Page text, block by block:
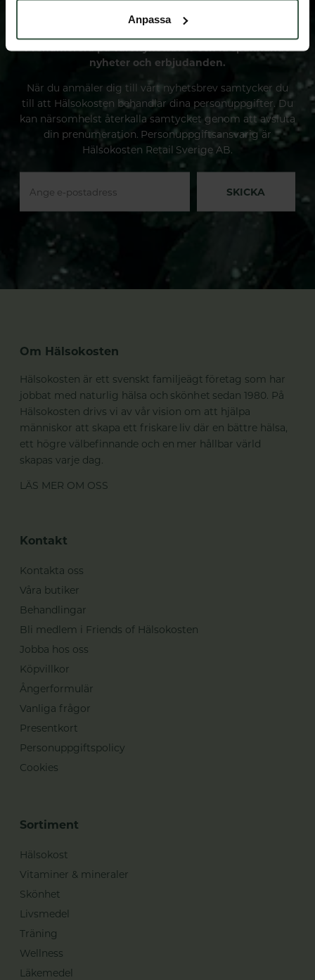
Anpassa
FÅ VÅRT NYHETSBREV
Prenumerera på vårt nyhetsbrev och få spännande
nyheter och erbjudanden.
När du anmäler dig till vårt nyhetsbrev samtycker du
till att Hälsokosten behandlar dina personuppgifter. Du
kan närsomhelst återkalla samtycket genom att avsluta
din prenumeration. Personuppgiftsansvarig är
Hälsokosten Retail Sverige AB.
SKICKA
Om Hälsokosten
Hälsokosten är ett svenskt familjeägt företag som har
jobbat med naturlig hälsa och skönhet sedan 1980. På
Hälsokosten drivs vi av vår vision om att hjälpa
människor att skapa ett friskare liv där en bättre hälsa,
ett högre välbefinnande och en mer hållbar värld
skapas varje dag.
LÄS MER OM OSS
Kontakt
Kontakta oss
Våra butiker
Behandlingar
Bli medlem i Friends of Hälsokosten
Jobba hos oss
Köpvillkor
Ångerformulär
Vanliga frågor
Presentkort
Personuppgiftspolicy
Cookies
Sortiment
Hälsokost
Vitaminer & mineraler
Skönhet
Livsmedel
Träning
Wellness
Läkemedel